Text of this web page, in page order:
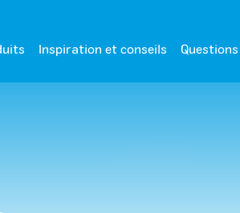
Inspiration et conseils